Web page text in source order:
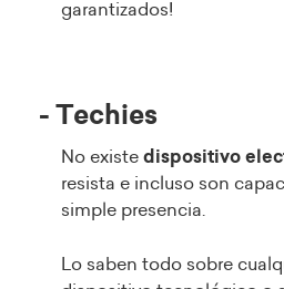
garantizados!
- Techies
No existe dispositivo
resista e incluso son
simple presencia.
Lo saben todo sobre